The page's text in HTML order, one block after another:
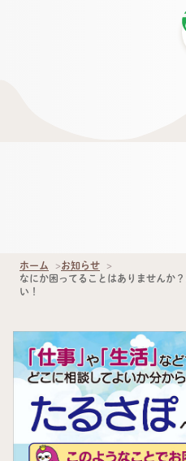
ホーム
お知らせ
なにか困ってることはありませんか
い！